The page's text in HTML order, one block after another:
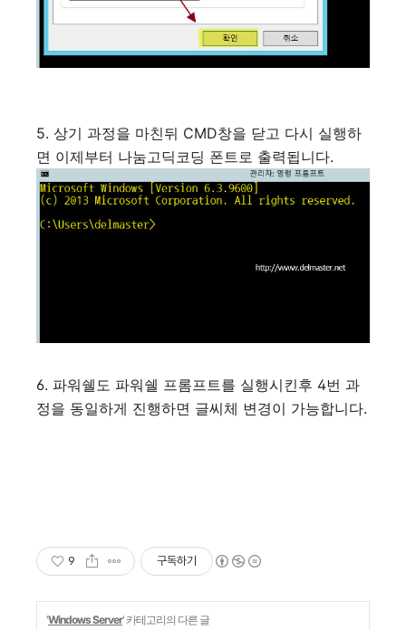
5. 상기 과정을 마친뒤 CMD창을 닫고 다시 실행하
면 이제부터 나눔고딕코딩 폰트로 출력됩니다.
6. 파워쉘도 파워쉘 프롬프트를 실행시킨후 4번 과
정을 동일하게 진행하면 글씨체 변경이 가능합니다.
9 구독하기
'Windows Server' 카테고리의 다른 글